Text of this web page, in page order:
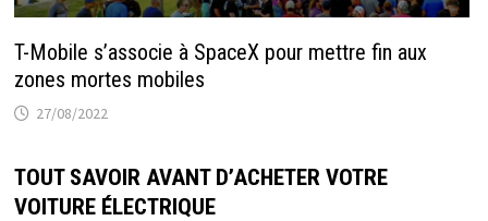
T-Mobile s’associe à SpaceX pour mettre fin aux
zones mortes mobiles
27/08/2022
TOUT SAVOIR AVANT D’ACHETER VOTRE
VOITURE ÉLECTRIQUE